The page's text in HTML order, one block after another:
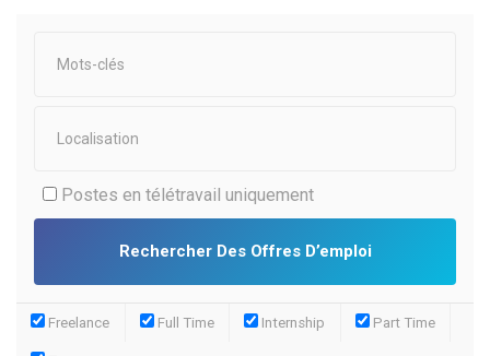
Postes en télétravail uniquement
Freelance Full Time Internship Part Time